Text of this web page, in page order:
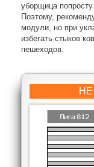
уборщица
Поэтому,
модули, но при
избегать стыков
пешеходов.